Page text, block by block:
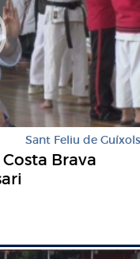
Sant Feliu de Guíxols
Brava